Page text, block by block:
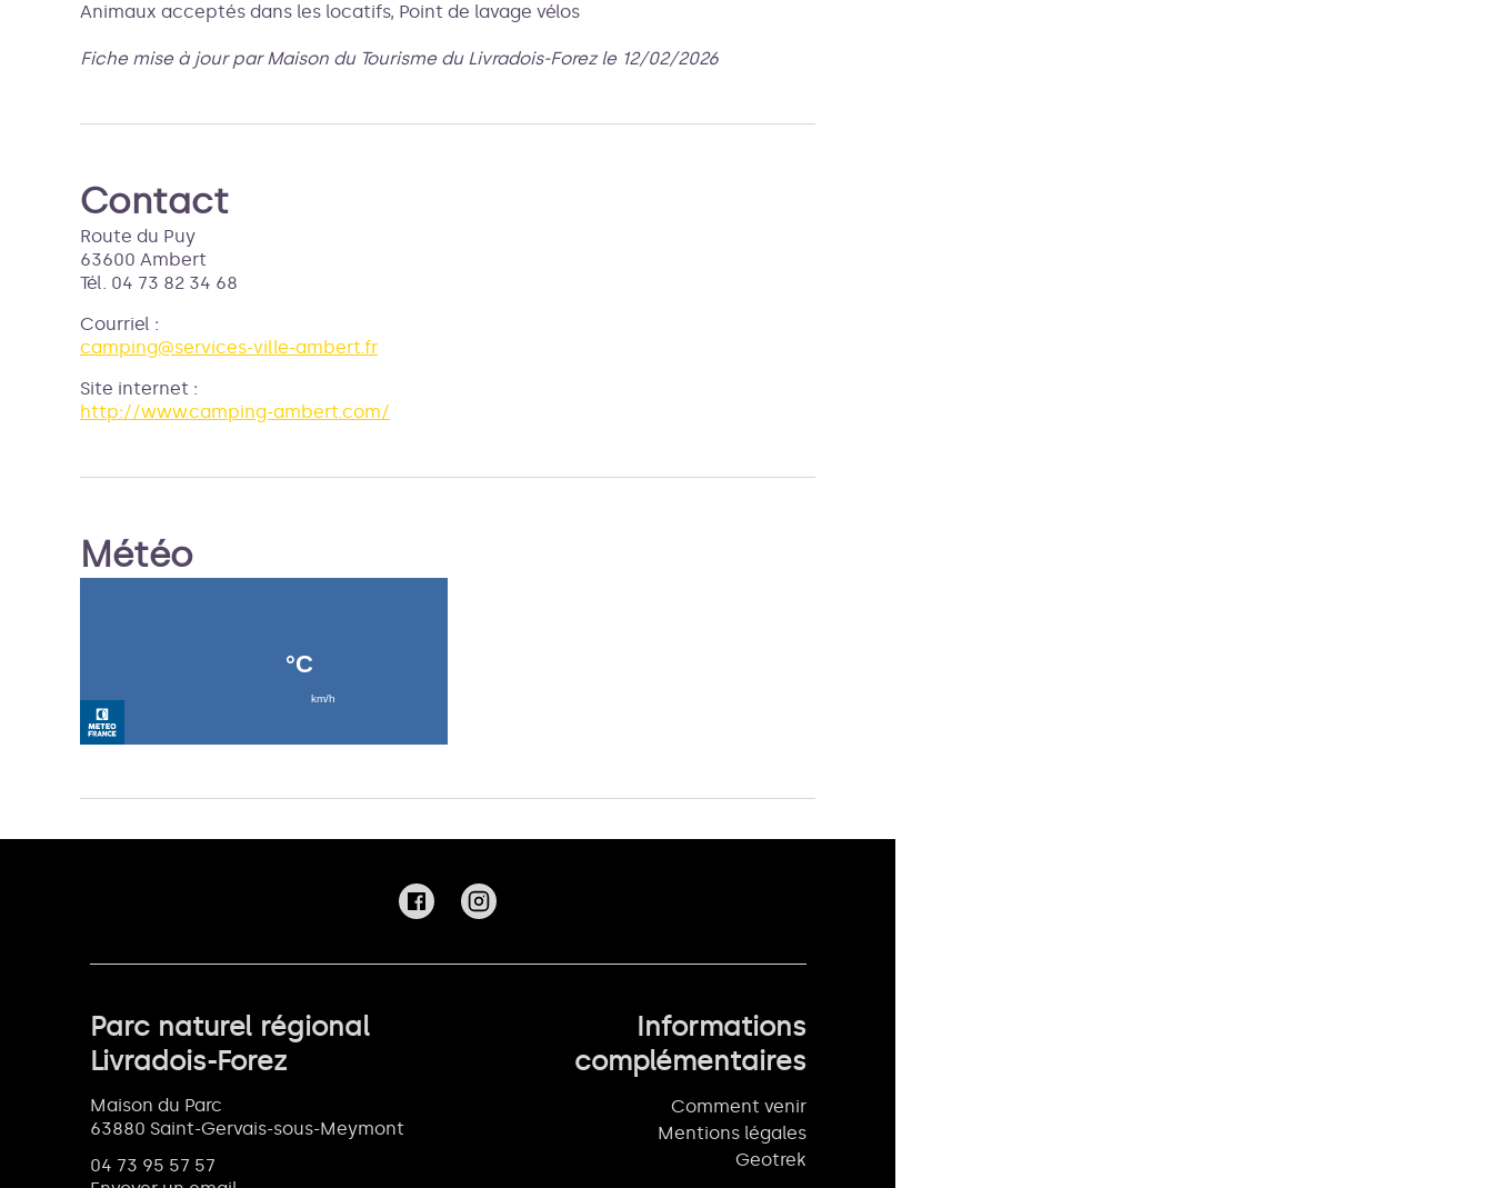
Animaux acceptés dans les locatifs, Point de lavage vélos
Fiche mise à jour par Maison du Tourisme du Livradois-Forez le 12/02/2026
Contact
Route du Puy
63600 Ambert
Tél. 04 73 82 34 68
Courriel :
camping@services-ville-ambert.fr
Site internet :
http://www.camping-ambert.com/
Météo
Parc naturel régional
Livradois-Forez
Maison du Parc
63880 Saint-Gervais-sous-Meymont
04 73 95 57 57
Informations
complémentaires
Comment venir
Mentions légales
Geotrek